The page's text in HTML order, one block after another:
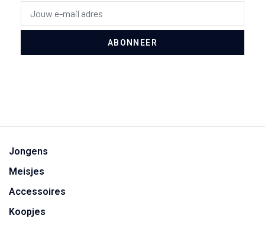
ABONNEER
Jongens
Meisjes
Accessoires
Koopjes